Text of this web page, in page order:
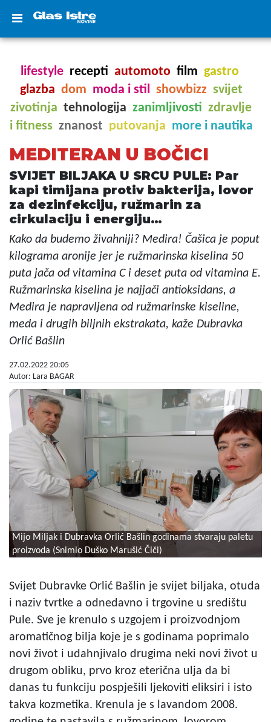
lifestyle recepti automoto film gastro
glazba dom moda i stil showbizz svijet
zivotinja tehnologija zanimljivosti zdravlje
i fitness znanost putovanja more i nautika
MEDITERAN U BOČICI
SVIJET BILJAKA U SRCU PULE: Par
kapi timijana protiv bakterija, lovor
za dezinfekciju, ružmarin za
cirkulaciju i energiju…
Kako da budemo živahniji? Medira! Čašica je poput
kilograma aronije jer je ružmarinska kiselina 50
puta jača od vitamina C i deset puta od vitamina E.
Ružmarinska kiselina je najjači antioksidans, a
Medira je napravljena od ružmarinske kiseline,
meda i drugih biljnih ekstrakata, kaže Dubravka
Orlić Bašlin
27.02.2022 20:05
Autor: Lara BAGAR
Mijo Miljak i Dubravka Orlić Bašlin godinama stvaraju paletu
proizvoda (Snimio Duško Marušić Čiči)
Svijet Dubravke Orlić Bašlin je svijet biljaka, otuda
i naziv tvrtke a odnedavno i trgovine u središtu
Pule. Sve je krenulo s uzgojem i proizvodnjom
aromatičnog bilja koje je s godinama poprimalo
novi život i udahnjivalo drugima neki novi život u
drugom obliku, prvo kroz eterična ulja da bi
danas tu funkciju pospješili ljekoviti eliksiri i isto
takva kozmetika. Krenula je s lavandom 2008.